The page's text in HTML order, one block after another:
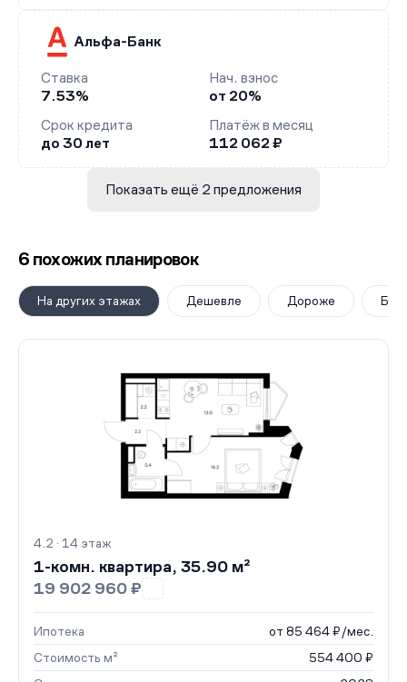
Альфа-Банк
Ставка
7.53%
Нач. взнос
от 20%
Срок кредита
до 30 лет
Платёж в месяц
112 062 ₽
Показать ещё 2 предложения
6 похожих планировок
На других этажах Дешевле Дороже
4.2 · 14 этаж
1-комн. квартира, 35.90 м²
19 902 960 ₽
Ипотека
от 85 464 ₽/мес.
Стоимость м²
554 400 ₽